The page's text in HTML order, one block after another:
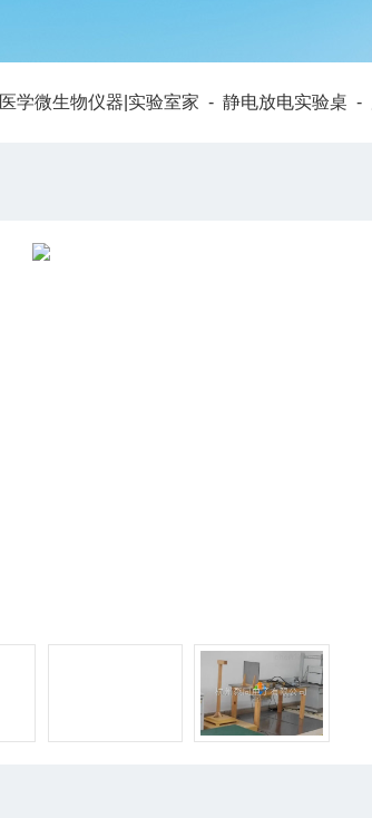
医学微生物仪器|实验室家 - 静电放电实验桌 -